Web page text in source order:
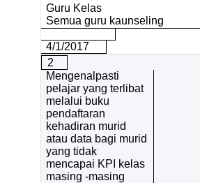
Guru Kelas
Semua guru kaunseling
4/1/2017
2
Mengenalpasti
pelajar yang terlibat
melalui buku
pendaftaran
kehadiran murid
atau data bagi murid
yang tidak
mencapai KPI kelas
masing -masing